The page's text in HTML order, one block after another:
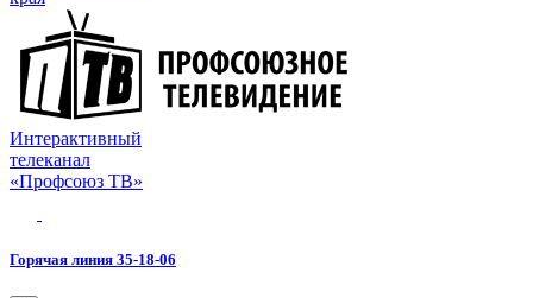
Интерактивный
телеканал
«Профсоюз ТВ»
Горячая линия 35-18-06